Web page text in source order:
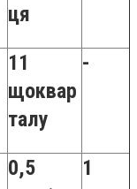
ця
11
щоквар
талу
-
0,5
1